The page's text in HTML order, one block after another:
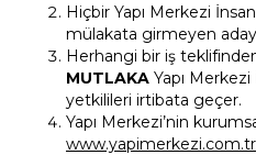
Hiçbir Yapı Merkezi
mülakata girmeyen
Herhangi bir iş
MUTLAKA Yapı
yetkilileri irtibata geçer.
Yapı Merkezi’nin
www.yapimerkezi.com.tr